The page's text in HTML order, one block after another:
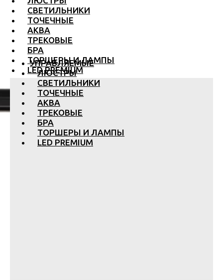
СВЕТИЛЬНИКИ
ТОЧЕЧНЫЕ
АКВА
ТРЕКОВЫЕ
БРА
ТОРШЕРЫ И ЛАМПЫ
LED PREMIUM
УПРАВЛЯЕМЫЕ
ЛЮСТРЫ
СВЕТИЛЬНИКИ
ТОЧЕЧНЫЕ
АКВА
ТРЕКОВЫЕ
БРА
ТОРШЕРЫ И ЛАМПЫ
LED PREMIUM